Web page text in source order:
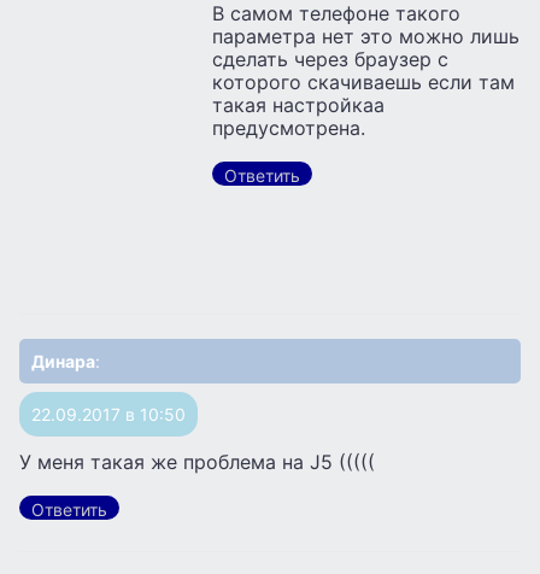
В самом телефоне такого
параметра нет это можно лишь
сделать через браузер с
которого скачиваешь если там
такая настройкаа
предусмотрена.
Ответить
Динара:
22.09.2017 в 10:50
У меня такая же проблема на J5 (((((
Ответить